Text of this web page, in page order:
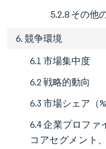
5.2.8 その他
6. 競争環境
6.1 市場集中度
6.2 戦略的動向
6.3 市場シェア（
6.4 企業プロファ
コアセグメント